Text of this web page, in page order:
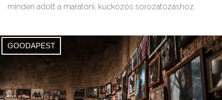
minden adott a maratoni, kuckózós sorozatozáshoz.
GOODAPEST